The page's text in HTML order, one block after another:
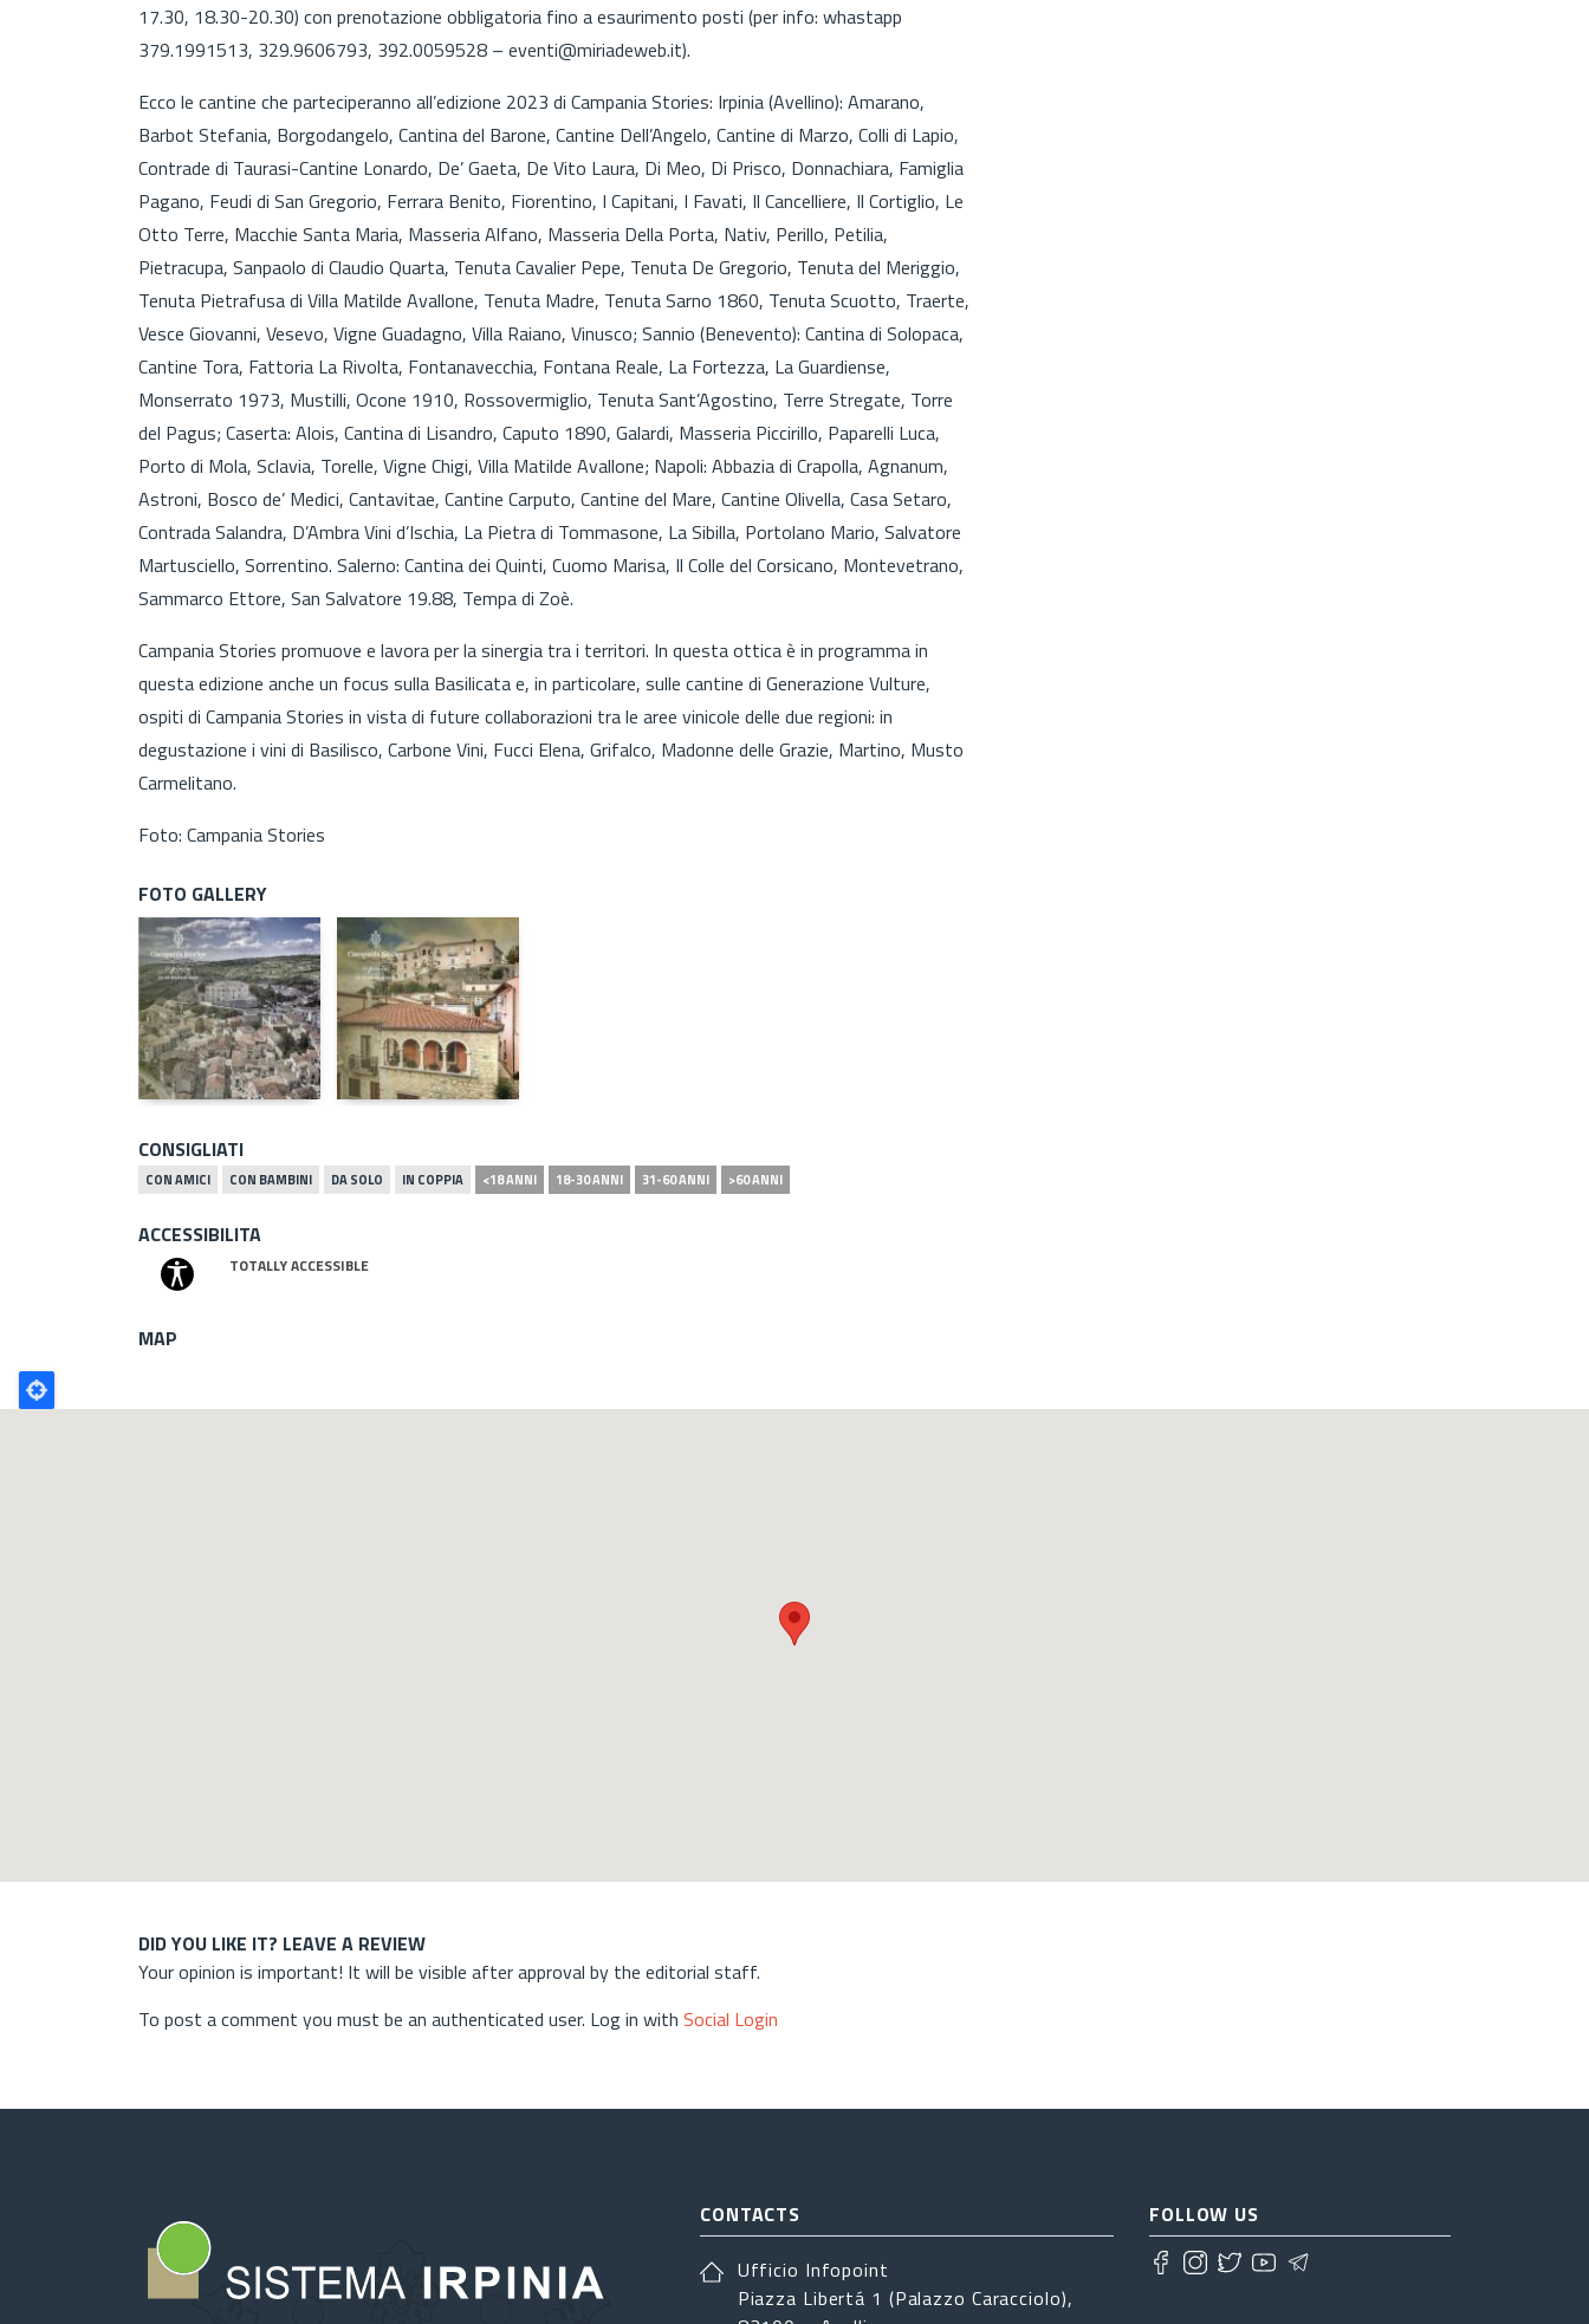
17.30, 18.30-20.30) con prenotazione obbligatoria fino a esaurimento posti (per info: whastapp
379.1991513, 329.9606793, 392.0059528 – eventi@miriadeweb.it).
Ecco le cantine che parteciperanno all’edizione 2023 di Campania Stories: Irpinia (Avellino): Amarano,
Barbot Stefania, Borgodangelo, Cantina del Barone, Cantine Dell’Angelo, Cantine di Marzo, Colli di Lapio,
Contrade di Taurasi-Cantine Lonardo, De’ Gaeta, De Vito Laura, Di Meo, Di Prisco, Donnachiara, Famiglia
Pagano, Feudi di San Gregorio, Ferrara Benito, Fiorentino, I Capitani, I Favati, Il Cancelliere, Il Cortiglio, Le
Otto Terre, Macchie Santa Maria, Masseria Alfano, Masseria Della Porta, Nativ, Perillo, Petilia,
Pietracupa, Sanpaolo di Claudio Quarta, Tenuta Cavalier Pepe, Tenuta De Gregorio, Tenuta del Meriggio,
Tenuta Pietrafusa di Villa Matilde Avallone, Tenuta Madre, Tenuta Sarno 1860, Tenuta Scuotto, Traerte,
Vesce Giovanni, Vesevo, Vigne Guadagno, Villa Raiano, Vinusco; Sannio (Benevento): Cantina di Solopaca,
Cantine Tora, Fattoria La Rivolta, Fontanavecchia, Fontana Reale, La Fortezza, La Guardiense,
Monserrato 1973, Mustilli, Ocone 1910, Rossovermiglio, Tenuta Sant’Agostino, Terre Stregate, Torre
del Pagus; Caserta: Alois, Cantina di Lisandro, Caputo 1890, Galardi, Masseria Piccirillo, Paparelli Luca,
Porto di Mola, Sclavia, Torelle, Vigne Chigi, Villa Matilde Avallone; Napoli: Abbazia di Crapolla, Agnanum,
Astroni, Bosco de’ Medici, Cantavitae, Cantine Carputo, Cantine del Mare, Cantine Olivella, Casa Setaro,
Contrada Salandra, D’Ambra Vini d’Ischia, La Pietra di Tommasone, La Sibilla, Portolano Mario, Salvatore
Martusciello, Sorrentino. Salerno: Cantina dei Quinti, Cuomo Marisa, Il Colle del Corsicano, Montevetrano,
Sammarco Ettore, San Salvatore 19.88, Tempa di Zoè.
Campania Stories promuove e lavora per la sinergia tra i territori. In questa ottica è in programma in
questa edizione anche un focus sulla Basilicata e, in particolare, sulle cantine di Generazione Vulture,
ospiti di Campania Stories in vista di future collaborazioni tra le aree vinicole delle due regioni: in
degustazione i vini di Basilisco, Carbone Vini, Fucci Elena, Grifalco, Madonne delle Grazie, Martino, Musto
Carmelitano.
Foto: Campania Stories
FOTO GALLERY
CONSIGLIATI
CON AMICI CON BAMBINI DA SOLO IN COPPIA <18 ANNI 18-30 ANNI 31-60 ANNI >60 ANNI
ACCESSIBILITA
TOTALLY ACCESSIBLE
MAP
Poligono
GEO
DID YOU LIKE IT? LEAVE A REVIEW
Your opinion is important! It will be visible after approval by the editorial staff.
To post a comment you must be an authenticated user. Log in with Social Login
CONTACTS
Ufficio Infopoint
Piazza Libertá 1 (Palazzo Caracciolo),
FOLLOW US